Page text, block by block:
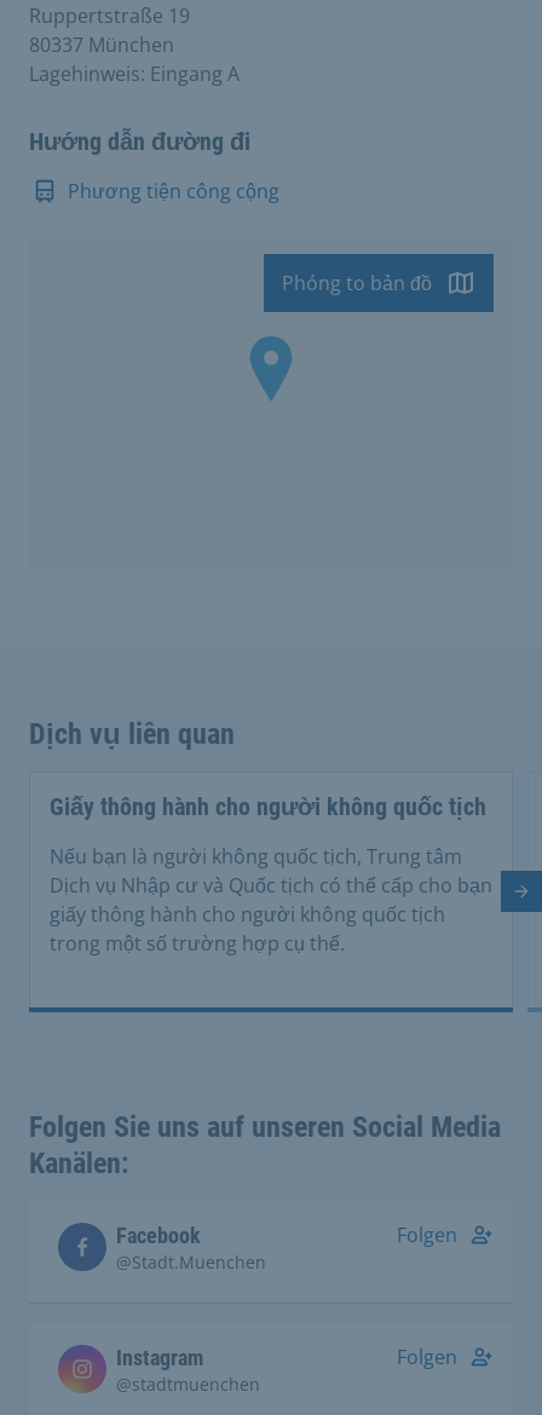
Ruppertstraße 19
80337 München
Lagehinweis: Eingang A
Hướng dẫn đường đi
Phương tiện công cộng
Phóng to bản đồ
Dịch vụ liên quan
Giấy thông hành cho người không quốc tịch
Nếu bạn là người không quốc tịch, Trung tâm
Dịch vụ Nhập cư và Quốc tịch có thể cấp cho bạn
giấy thông hành cho người không quốc tịch
trong một số trường hợp cụ thể.
Folgen Sie uns auf unseren Social Media
Kanälen:
Facebook
@Stadt.Muenchen
Folgen
Instagram
@stadtmuenchen
Folgen